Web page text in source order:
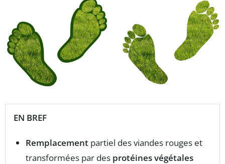
EN BREF
Remplacement partiel des viandes rouges et
transformées par des protéines végétales